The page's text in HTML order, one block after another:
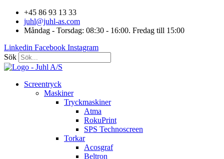
Hoppa
innehåll
+45 86 93 13 33
juhl@juhl-as.com
Måndag - Torsdag: 08:30 - 16:00. Fredag till 15:00
Linkedin Facebook Instagram
Sök
Screentryck
Maskiner
Tryckmaskiner
Atma
RokuPrint
SPS Technoscreen
Torkar
Acosgraf
Beltron